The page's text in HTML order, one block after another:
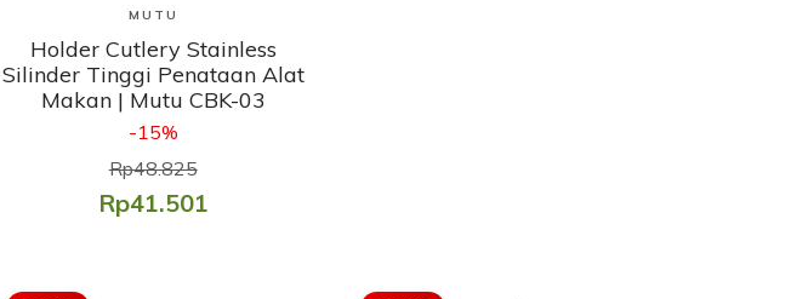
Lihat Produk
MUTU
Holder Cutlery Stainless
Silinder Tinggi Penataan Alat
Makan | Mutu CBK-03
-15%
Rp48.825
Rp41.501